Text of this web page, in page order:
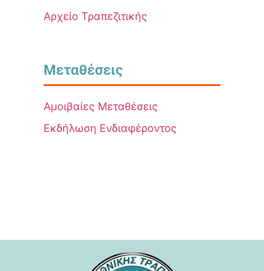
Αρχείο Τραπεζιτικής
Μεταθέσεις
Αμοιβαίες Μεταθέσεις
Εκδήλωση Ενδιαφέροντος